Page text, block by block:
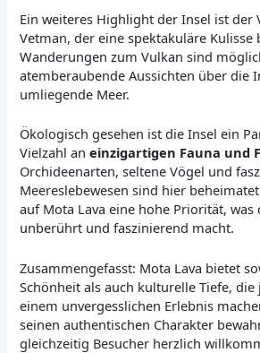
Ein weiteres Highlight der Insel ist der
Vetman, der eine spektakuläre Kulisse
Wanderungen zum Vulkan sind
atemberaubende Aussichten über die
umliegende Meer.
Ökologisch gesehen ist die Insel ein
Vielzahl aneinzigartigen Fauna und
Orchideenarten, seltene Vögel und
Meereslebewesen sind hier
auf Mota Lava eine hohe Priorität, was
unberührt und faszinierend macht.
Zusammengefasst: Mota Lava bietet
Schönheit als auch kulturelle Tiefe, die
einem unvergesslichen Erlebnis
seinen authentischen Charakter
gleichzeitig Besucher herzlich